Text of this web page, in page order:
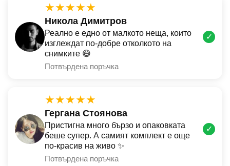
★★★★★
Никола Димитров
Реално е едно от малкото неща, които
изглеждат по-добре отколкото на
снимките 😄
Потвърдена поръчка
✓
★★★★★
Гергана Стоянова
Пристигна много бързо и опаковката
беше супер. А самият комплект е още
по-красив на живо ✨
Потвърдена поръчка
✓